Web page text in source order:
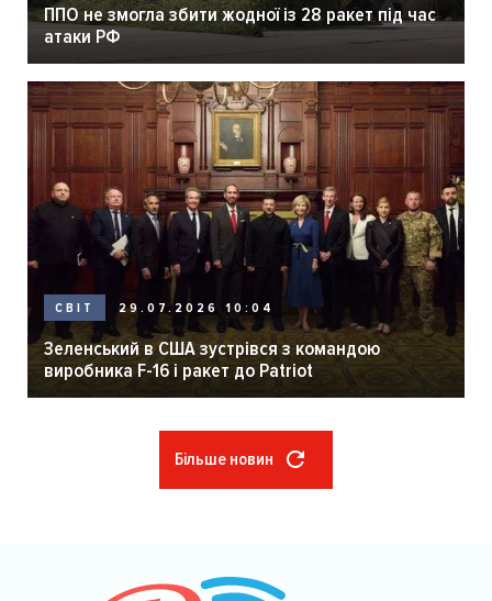
ППО не змогла збити жодної із 28 ракет під час
атаки РФ
СВІТ 29.07.2026 10:04
Зеленський в США зустрівся з командою
виробника F-16 і ракет до Patriot
Більше новин